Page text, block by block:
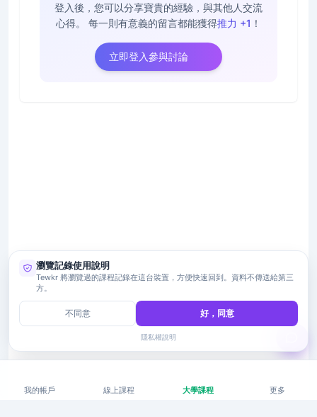
登入後，您可以分享寶貴的經驗，與其他人交流
心得。
每一則有意義的留言都能獲得推力 +1 ！
立即登入參與討論
我的帳戶 線上課程 大學課程 更多
瀏覽記錄使用說明
Tewkr 將瀏覽過的課程記錄在這台裝置，方便快速回到。資料不傳送給第三
方。
不同意 好，同意
隱私權說明